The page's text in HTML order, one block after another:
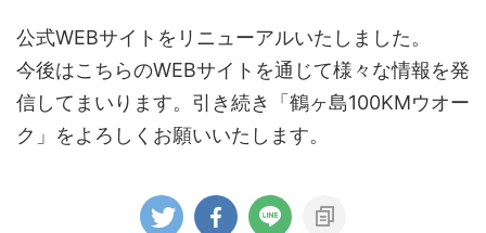
公式WEBサイトをリニューアルいたしました。
今後はこちらのWEBサイトを通じて様々な情報を発
信してまいります。引き続き「鶴ヶ島100KMウオー
ク」をよろしくお願いいたします。